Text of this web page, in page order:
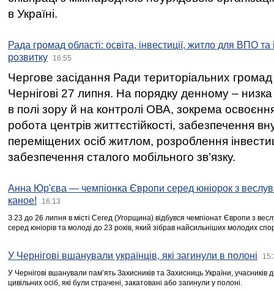
в Україні.
Рада громад області: освіта, інвестиції, житло для ВПО
розвитку
16:55
Чергове засідання Ради територіальних громад
Чернігові 27 липня. На порядку денному –
в полі зору й на контролі ОВА, зокрема освоєння
робота центрів життєстійкості, забезпечення
переміщених осіб житлом, розроблення
забезпечення сталого мобільного зв’язку.
Анна Юр'єва — чемпіонка Європи серед юніорок з
каное!
16:13
З 23 до 26 липня в місті Сегед (Угорщина) відбувся чемпіонат Європи з
серед юніорів та молоді до 23 років, який зібрав найсильніших молодих
У Чернігові вшанували українців, які загинули в полоні
У Чернігові вшанували пам’ять Захисників та Захисниць України,
цивільних осіб, які були страчені, закатовані або загинули у полоні.